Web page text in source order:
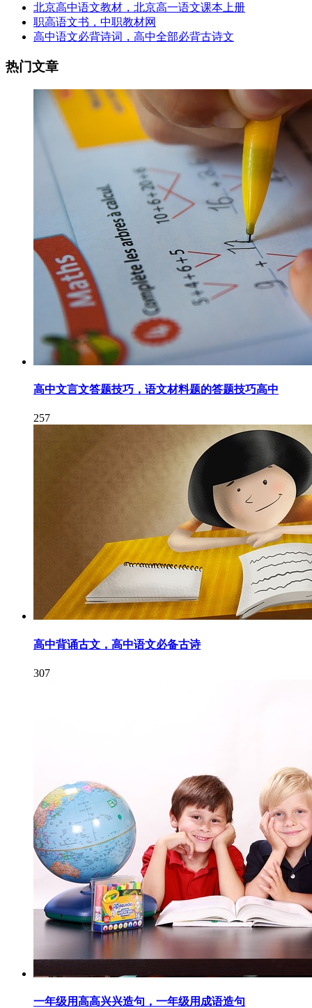
北京高中语文教材，北京高一语文课本上册
职高语文书，中职教材网
高中语文必背诗词，高中全部必背古诗文
热门文章
高中文言文答题技巧，语文材料题的答题技巧高中
257
高中背诵古文，高中语文必备古诗
307
一年级用高高兴兴造句，一年级用成语造句